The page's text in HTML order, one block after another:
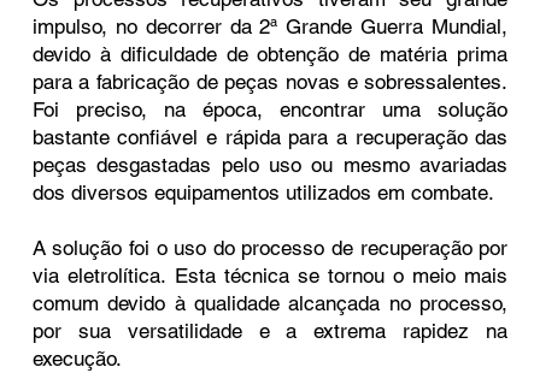
impulso, no decorrer da 2ª Grande Guerra Mundial,
devido à dificuldade de obtenção de matéria prima
para a fabricação de peças novas e sobressalentes.
Foi preciso, na época, encontrar uma solução
bastante confiável e rápida para a recuperação das
peças desgastadas pelo uso ou mesmo avariadas
dos diversos equipamentos utilizados em combate.
A solução foi o uso do processo de recuperação por
via eletrolítica. Esta técnica se tornou o meio mais
comum devido à qualidade alcançada no processo,
por sua versatilidade e a extrema rapidez na
execução.